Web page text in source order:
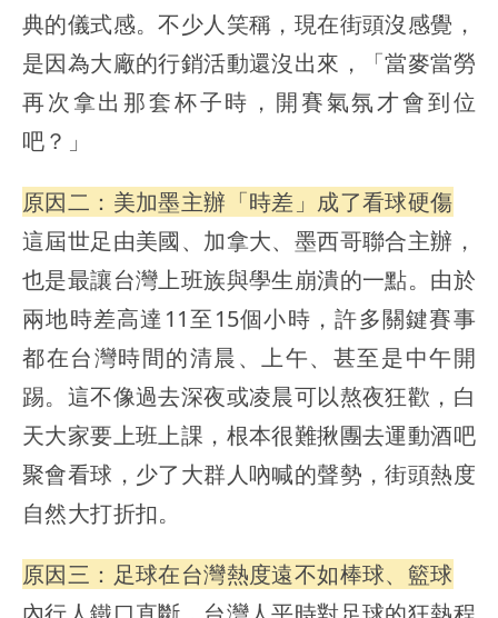
典的儀式感。不少人笑稱，現在街頭沒感覺，
是因為大廠的行銷活動還沒出來，「當麥當勞
再次拿出那套杯子時，開賽氣氛才會到位
吧？」
原因二：美加墨主辦「時差」成了看球硬傷
這屆世足由美國、加拿大、墨西哥聯合主辦，
也是最讓台灣上班族與學生崩潰的一點。由於
兩地時差高達11至15個小時，許多關鍵賽事
都在台灣時間的清晨、上午、甚至是中午開
踢。這不像過去深夜或凌晨可以熬夜狂歡，白
天大家要上班上課，根本很難揪團去運動酒吧
聚會看球，少了大群人吶喊的聲勢，街頭熱度
自然大打折扣。
原因三：足球在台灣熱度遠不如棒球、籃球